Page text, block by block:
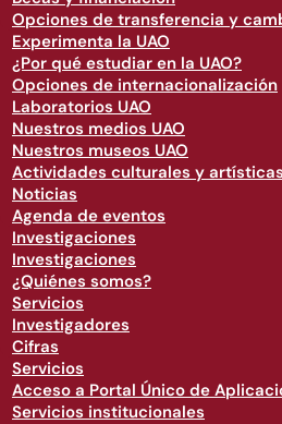
Opciones de transferencia y
Experimenta la UAO
¿Por qué estudiar en la UAO?
Opciones de internacionalización
Laboratorios UAO
Nuestros medios UAO
Nuestros museos UAO
Actividades culturales y artísticas
Noticias
Agenda de eventos
Investigaciones
Investigaciones
¿Quiénes somos?
Servicios
Investigadores
Cifras
Servicios
Acceso a Portal Único de
Servicios institucionales